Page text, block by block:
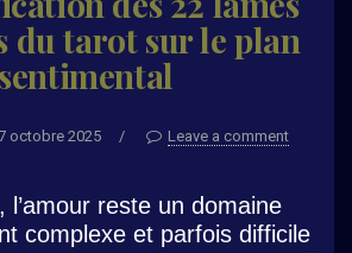
du tarot sur le plan
sentimental
octobre 2025 / Leave a comment
l’amour reste un domaine
complexe et parfois difficile